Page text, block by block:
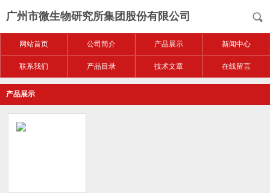
广州市微生物研究所集团股份有限公司
网站首页 公司简介 产品展示 新闻中心
联系我们 产品目录 技术文章 在线留言
产品展示